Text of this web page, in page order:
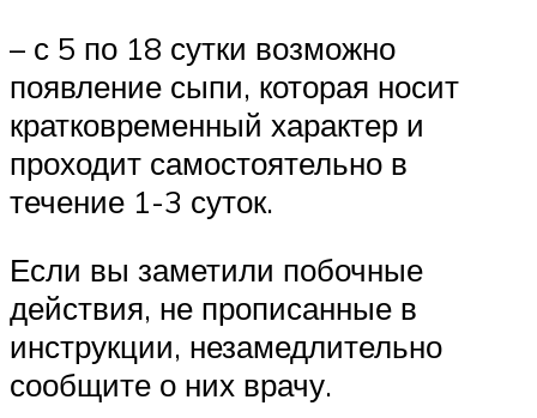
– с 5 по 18 сутки возможно
появление сыпи, которая носит
кратковременный характер и
проходит самостоятельно в
течение 1-3 суток.
Если вы заметили побочные
действия, не прописанные в
инструкции, незамедлительно
сообщите о них врачу.